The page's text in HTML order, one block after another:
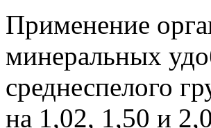
Применение
минеральных
среднеспелого
на 1,02, 1,50 и